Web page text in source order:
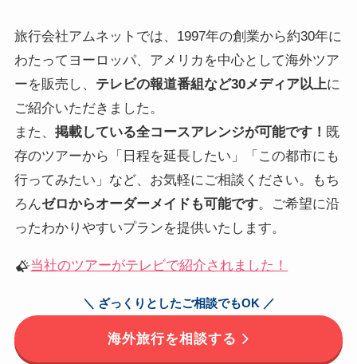
旅行会社アムネットでは、1997年の創業から約30年に
わたってヨーロッパ、アメリカを中心として海外ツア
ーを販売し、 テレビの報道番組など30メディア以上に
ご紹介いただきました。
また、 掲載している全コースアレンジが可能です！ 既
存のツアーから「日程を延長したい」「この都市にも
行ってみたい」など、お気軽にご相談ください。もち
ろんゼロからオーダーメイドも可能です。ご希望に沿
ったわかりやすいプランを提供いたします。
当社のツアーがテレビで紹介されました！
＼ ざっくりとしたご相談でもOK ／
海外旅行を相談する